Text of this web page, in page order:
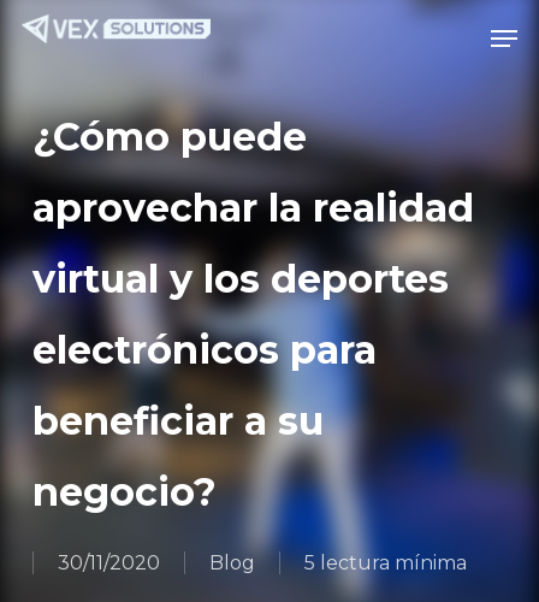
Saltar
principal
¿Cómo puede
aprovechar la realidad
virtual y los deportes
electrónicos para
beneficiar a su
negocio?
30/11/2020 Blog 5 lectura mínima